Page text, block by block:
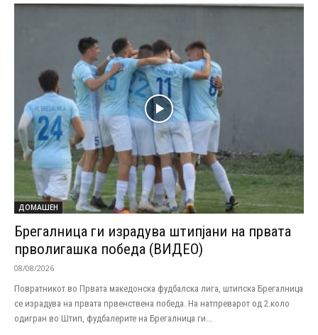
ДОМАШЕН
Брегалница ги израдува штипјани на првата
прволигашка победа (ВИДЕО)
08/08/2026
Повратникот во Првата македонска фудбалска лига, штипска Брегалница
се израдува на првата првенствена победа. На натпреварот од 2.коло
одигран во Штип, фудбалерите на Брегалница ги...